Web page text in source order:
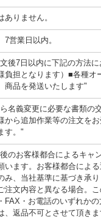
ありません。
7営業日以内。
後7日以内に下記の方法
負担となります）■各種
商品を発送いたします"
名義変更に必要な書類の
から追加作業等の注文を
す。"
のお客様都合によるキャ
います。お客様都合によ
み、当社基準に基づき承
注文内容と異なる場合。
FAX・お電話のいずれか
、返品不可とさせて頂き